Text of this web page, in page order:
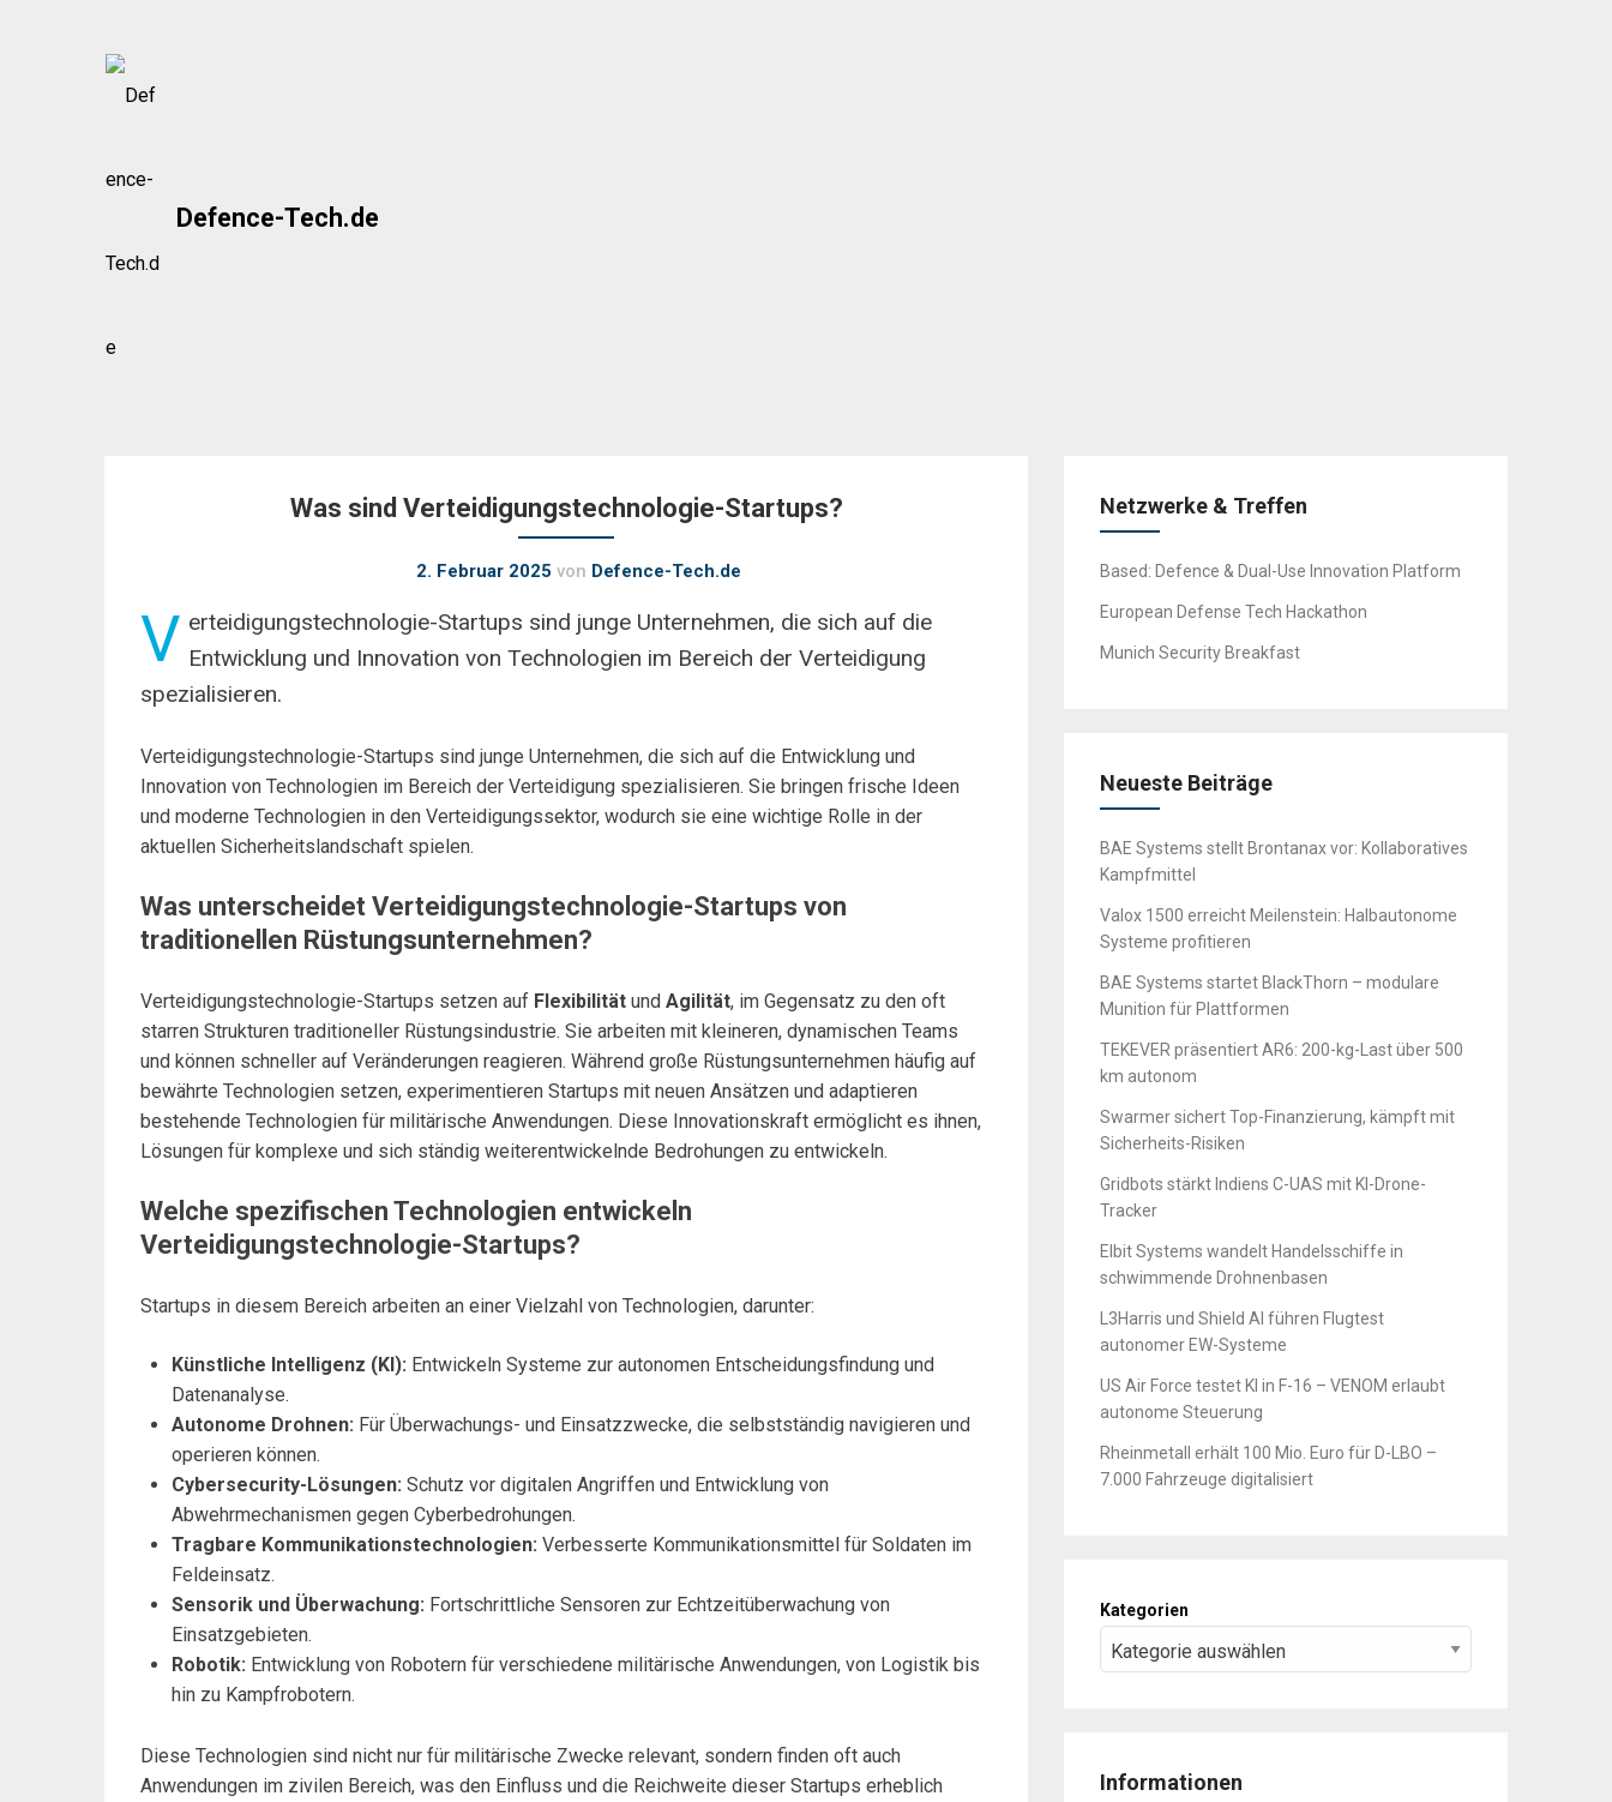
Defence-Tech.de
Was sind Verteidigungstechnologie-Startups?
2. Februar 2025 von Defence-Tech.de
V erteidigungstechnologie-Startups sind junge Unternehmen, die sich auf die
Entwicklung und Innovation von Technologien im Bereich der Verteidigung
spezialisieren.
Verteidigungstechnologie-Startups sind junge Unternehmen, die sich auf die Entwicklung und
Innovation von Technologien im Bereich der Verteidigung spezialisieren. Sie bringen frische Ideen
und moderne Technologien in den Verteidigungssektor, wodurch sie eine wichtige Rolle in der
aktuellen Sicherheitslandschaft spielen.
Was unterscheidet Verteidigungstechnologie-Startups von
traditionellen Rüstungsunternehmen?
Verteidigungstechnologie-Startups setzen auf Flexibilität und Agilität, im Gegensatz zu den oft
starren Strukturen traditioneller Rüstungsindustrie. Sie arbeiten mit kleineren, dynamischen Teams
und können schneller auf Veränderungen reagieren. Während große Rüstungsunternehmen häufig auf
bewährte Technologien setzen, experimentieren Startups mit neuen Ansätzen und adaptieren
bestehende Technologien für militärische Anwendungen. Diese Innovationskraft ermöglicht es ihnen,
Lösungen für komplexe und sich ständig weiterentwickelnde Bedrohungen zu entwickeln.
Welche spezifischen Technologien entwickeln
Verteidigungstechnologie-Startups?
Startups in diesem Bereich arbeiten an einer Vielzahl von Technologien, darunter:
Künstliche Intelligenz (KI): Entwickeln Systeme zur autonomen Entscheidungsfindung und
Datenanalyse.
Autonome Drohnen: Für Überwachungs- und Einsatzzwecke, die selbstständig navigieren und
operieren können.
Cybersecurity-Lösungen: Schutz vor digitalen Angriffen und Entwicklung von
Abwehrmechanismen gegen Cyberbedrohungen.
Tragbare Kommunikationstechnologien: Verbesserte Kommunikationsmittel für Soldaten im
Feldeinsatz.
Sensorik und Überwachung: Fortschrittliche Sensoren zur Echtzeitüberwachung von
Einsatzgebieten.
Robotik: Entwicklung von Robotern für verschiedene militärische Anwendungen, von Logistik bis
hin zu Kampfrobotern.
Diese Technologien sind nicht nur für militärische Zwecke relevant, sondern finden oft auch
Anwendungen im zivilen Bereich, was den Einfluss und die Reichweite dieser Startups erheblich
Netzwerke & Treffen
Based: Defence & Dual-Use Innovation Platform
European Defense Tech Hackathon
Munich Security Breakfast
Neueste Beiträge
BAE Systems stellt Brontanax vor: Kollaboratives
Kampfmittel
Valox 1500 erreicht Meilenstein: Halbautonome
Systeme profitieren
BAE Systems startet BlackThorn – modulare
Munition für Plattformen
TEKEVER präsentiert AR6: 200-kg-Last über 500
km autonom
Swarmer sichert Top-Finanzierung, kämpft mit
Sicherheits-Risiken
Gridbots stärkt Indiens C-UAS mit KI-Drone-
Tracker
Elbit Systems wandelt Handelsschiffe in
schwimmende Drohnenbasen
L3Harris und Shield AI führen Flugtest
autonomer EW-Systeme
US Air Force testet KI in F-16 – VENOM erlaubt
autonome Steuerung
Rheinmetall erhält 100 Mio. Euro für D-LBO –
7.000 Fahrzeuge digitalisiert
Kategorien
Informationen